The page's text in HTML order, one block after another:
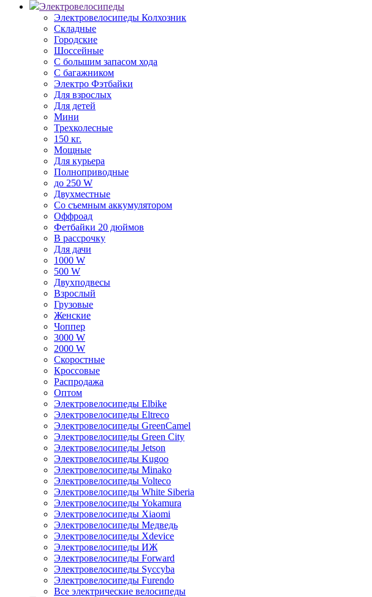
Электровелосипеды
Электровелосипеды Колхозник
Складные
Городские
Шоссейные
С большим запасом хода
С багажником
Электро Фэтбайки
Для взрослых
Для детей
Мини
Трехколесные
150 кг.
Мощные
Для курьера
Полноприводные
до 250 W
Двухместные
Со съемным аккумулятором
Оффроад
Фетбайки 20 дюймов
В рассрочку
Для дачи
1000 W
500 W
Двухподвесы
Взрослый
Грузовые
Женские
Чоппер
3000 W
2000 W
Скоростные
Кроссовые
Распродажа
Оптом
Электровелосипеды Elbike
Электровелосипеды Eltreco
Электровелосипеды GreenCamel
Электровелосипеды Green City
Электровелосипеды Jetson
Электровелосипеды Kugoo
Электровелосипеды Minako
Электровелосипеды Volteco
Электровелосипеды White Siberia
Электровелосипеды Yokamura
Электровелосипеды Xiaomi
Электровелосипеды Медведь
Электровелосипеды Xdevice
Электровелосипеды ИЖ
Электровелосипеды Forward
Электровелосипеды Syccyba
Электровелосипеды Furendo
Все электрические велосипеды